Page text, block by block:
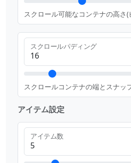
スクロール可能なコンテナの高さ(
スクロールパディング
スクロールコンテナの端とスナッ
アイテム設定
アイテム数